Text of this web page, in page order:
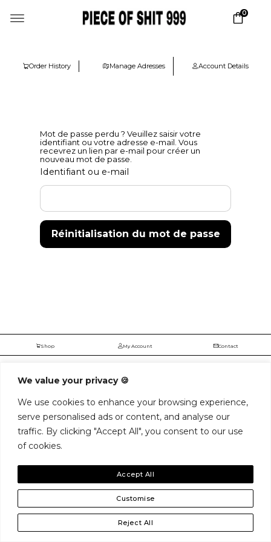
We value your privacy 🍪
We use cookies to enhance your browsing experience,
serve personalised ads or content, and analyse our
traffic. By clicking "Accept All", you consent to our use
of cookies.
Customise
Reject All
Accept All
0
Order History Manage Adresses Account Details
Mot de passe perdu ? Veuillez saisir votre
identifiant ou votre adresse e-mail. Vous
recevrez un lien par e-mail pour créer un
nouveau mot de passe.
Identifiant ou e-mail
Réinitialisation du mot de passe
Shop My Account Contact